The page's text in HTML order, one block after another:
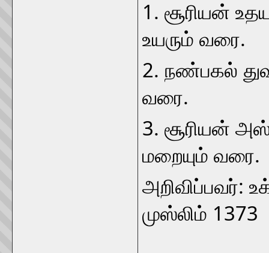
1. சூரியன்
உயரும் வரை.
2. நண்பகல்
வரை.
3. சூரியன்
மறையும் வரை.
அறிவிப்பவர்:
முஸ்லிம் 1373